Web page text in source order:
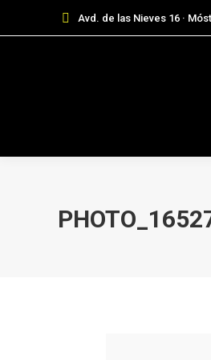
Avd. de las Nieves 16 ·